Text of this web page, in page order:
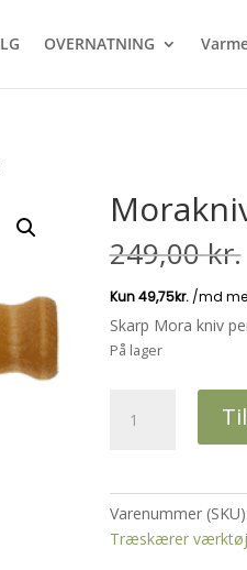
OVERNATNING
249,00kr.
Skarp Mora kniv
På lager
Varenummer (SKU):
Træskærer værktøj